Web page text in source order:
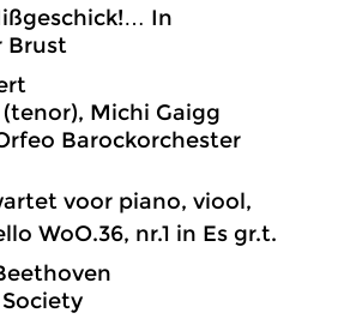
In
Brust
Michi Gaigg
Barockorchester
voor piano, viool,
WoO.36, nr.1 in Es gr.t.